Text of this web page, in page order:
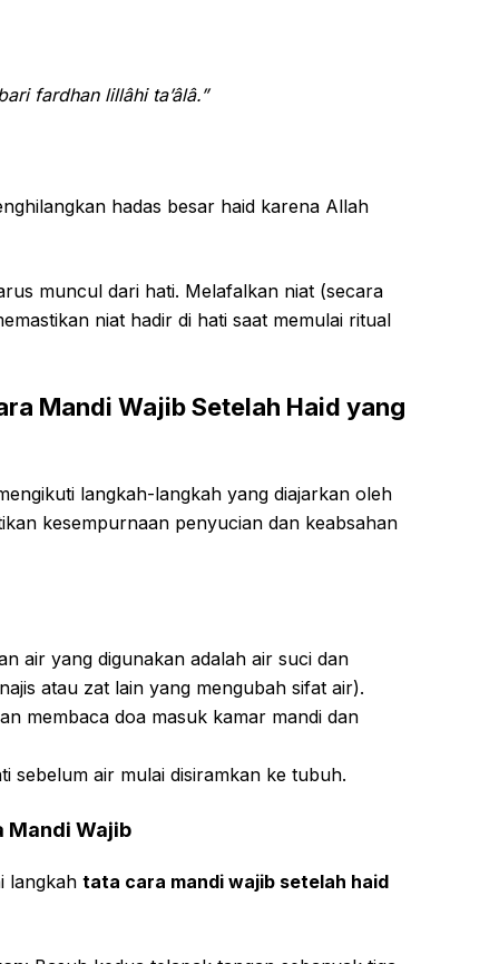
fardhan lillâhi ta’âlâ.”
hadas besar haid karena Allah
muncul dari hati. Melafalkan niat (secara
niat hadir di hati saat memulai ritual
Mandi Wajib Setelah Haid yang
langkah-langkah yang diajarkan oleh
kesempurnaan penyucian dan keabsahan
air yang digunakan adalah air suci dan
atau zat lain yang mengubah sifat air).
membaca doa masuk kamar mandi dan
sebelum air mulai disiramkan ke tubuh.
Mandi Wajib
langkah tata cara mandi wajib setelah haid